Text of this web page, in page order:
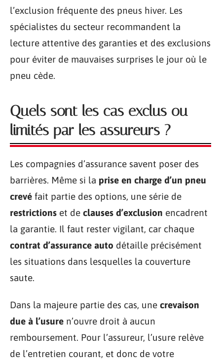
l’exclusion fréquente des pneus hiver. Les
spécialistes du secteur recommandent la
lecture attentive des garanties et des exclusions
pour éviter de mauvaises surprises le jour où le
pneu cède.
Quels sont les cas exclus ou
limités par les assureurs ?
Les compagnies d’assurance savent poser des
barrières. Même si la prise en charge d’un pneu
crevé fait partie des options, une série de
restrictions et de clauses d’exclusion encadrent
la garantie. Il faut rester vigilant, car chaque
contrat d’assurance auto détaille précisément
les situations dans lesquelles la couverture
saute.
Dans la majeure partie des cas, une crevaison
due à l’usure n’ouvre droit à aucun
remboursement. Pour l’assureur, l’usure relève
de l’entretien courant, et donc de votre